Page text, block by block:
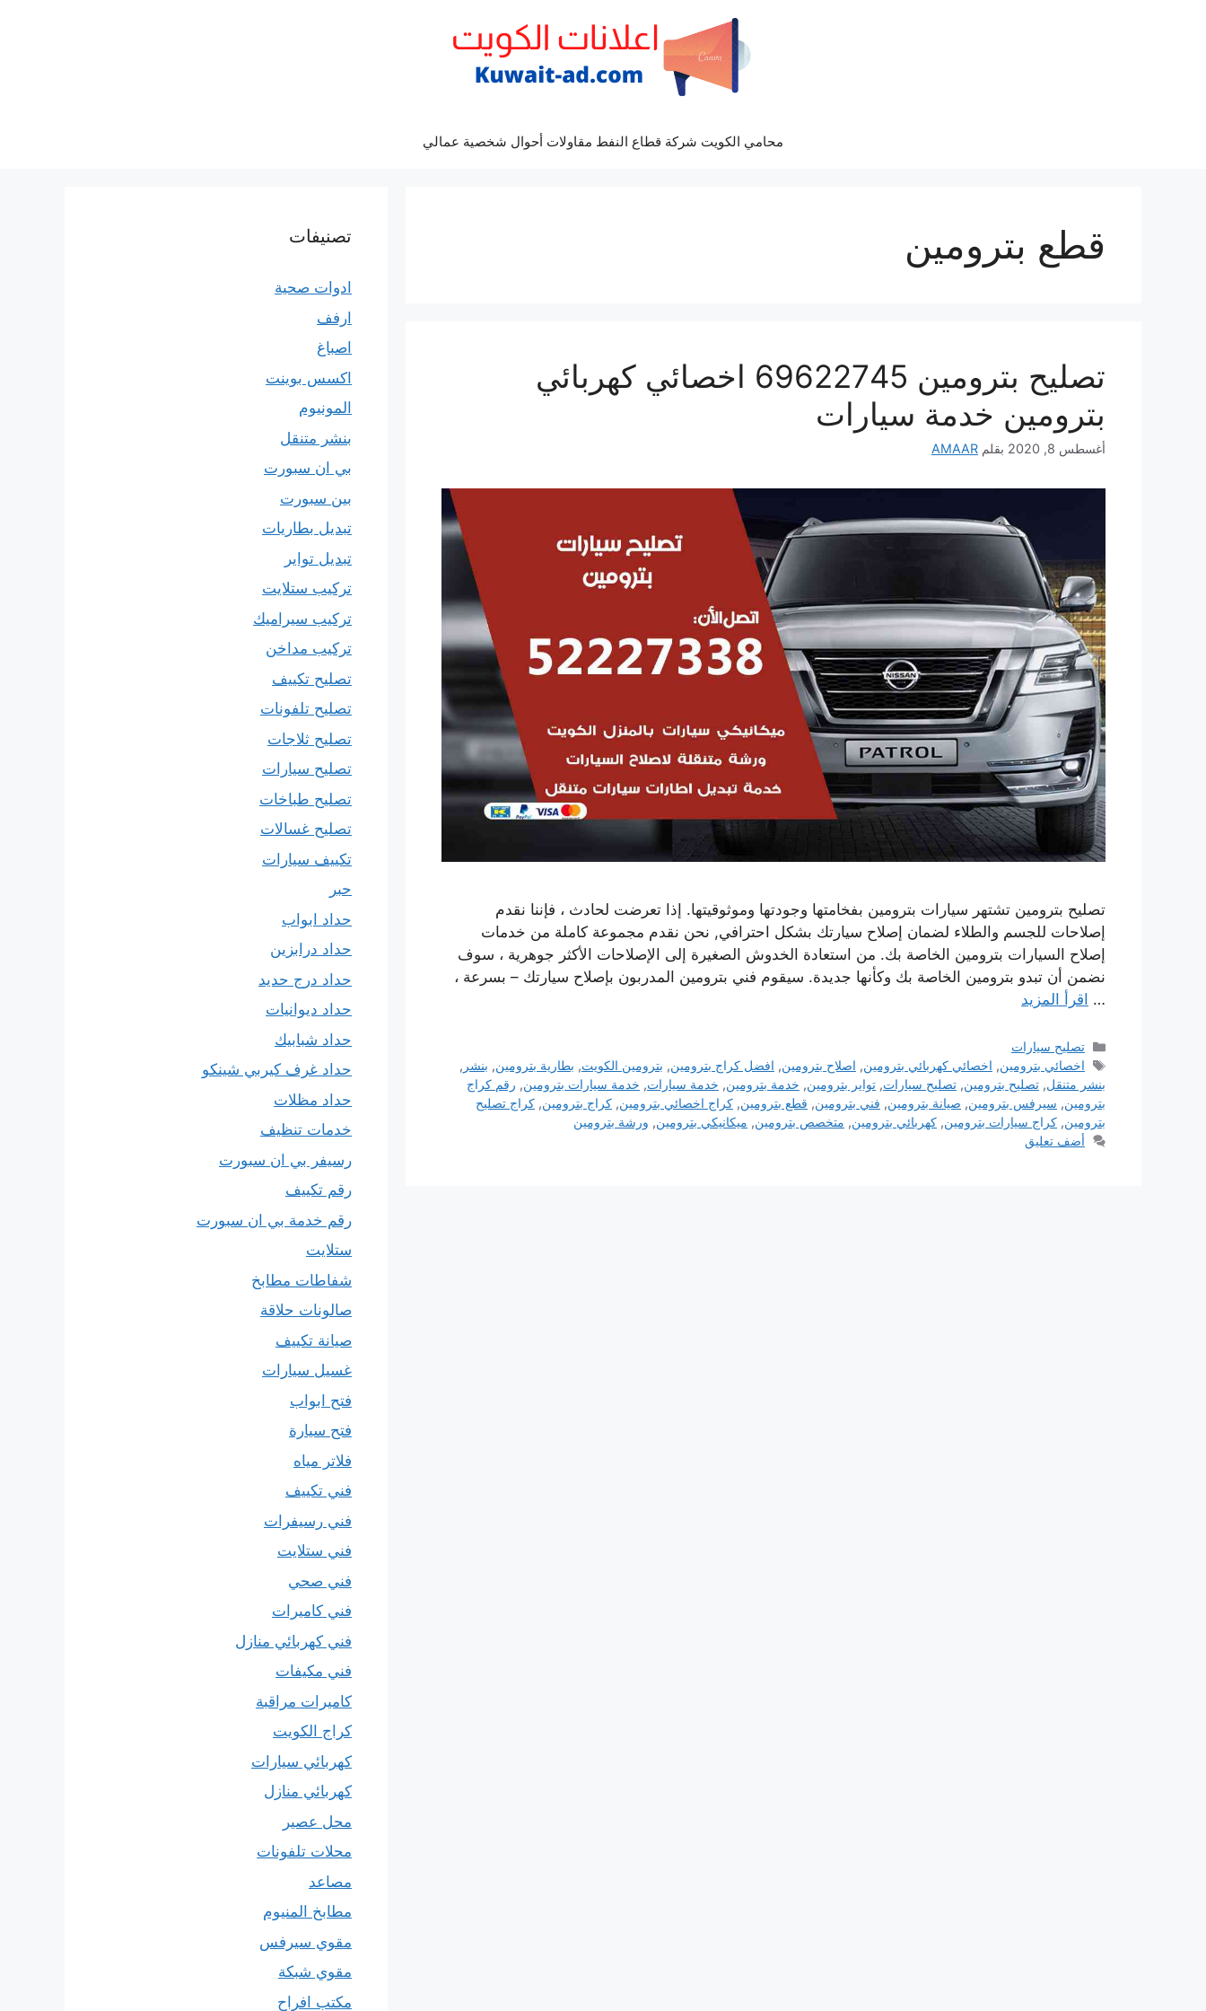
محامي الكويت شركة قطاع النفط مقاولات أحوال شخصية عمالي
قطع بترومين
تصليح بترومين 69622745 اخصائي كهربائي
بترومين خدمة سيارات
أغسطس 8, 2020 بقلم AMAAR
تصليح بترومين تشتهر سيارات بترومين بفخامتها وجودتها وموثوقيتها. إذا تعرضت لحادث ، فإننا نقدم
إصلاحات للجسم والطلاء لضمان إصلاح سيارتك بشكل احترافي, نحن نقدم مجموعة كاملة من خدمات
إصلاح السيارات بترومين الخاصة بك. من استعادة الخدوش الصغيرة إلى الإصلاحات الأكثر جوهرية ، سوف
نضمن أن تبدو بترومين الخاصة بك وكأنها جديدة. سيقوم فني بترومين المدربون بإصلاح سيارتك – بسرعة ،
… اقرأ المزيد
التصنيفات
تصليح سيارات
الوسوم
اخصائي بترومين, اخصائي كهربائي بترومين, اصلاح بترومين, افضل كراج بترومين, بترومين الكويت, بطارية بترومين, بنشر ,
بنشر متنقل, تصليح بترومين, تصليح سيارات, تواير بترومين, خدمة بترومين, خدمة سيارات, خدمة سيارات بترومين, رقم كراج
بترومين, سيرفس بترومين, صيانة بترومين, فني بترومين, قطع بترومين, كراج اخصائي بترومين, كراج بترومين, كراج تصليح
بترومين, كراج سيارات بترومين, كهربائي بترومين, متخصص بترومين, ميكانيكي بترومين, ورشة بترومين
أضف تعليق
تصنيفات
ادوات صحية
ارفف
اصباغ
اكسس بوينت
المونيوم
بنشر متنقل
بي ان سبورت
بين سبورت
تبديل بطاريات
تبديل تواير
تركيب ستلايت
تركيب سيراميك
تركيب مداخن
تصليح تكييف
تصليح تلفونات
تصليح ثلاجات
تصليح سيارات
تصليح طباخات
تصليح غسالات
تكييف سيارات
حبر
حداد ابواب
حداد درابزين
حداد درج حديد
حداد ديوانيات
حداد شبابيك
حداد غرف كيربي شينكو
حداد مظلات
خدمات تنظيف
رسيفر بي ان سبورت
رقم تكييف
رقم خدمة بي ان سبورت
ستلايت
شفاطات مطابخ
صالونات حلاقة
صيانة تكييف
غسيل سيارات
فتح ابواب
فتح سيارة
فلاتر مياه
فني تكييف
فني رسيفرات
فني ستلايت
فني صحي
فني كاميرات
فني كهربائي منازل
فني مكيفات
كاميرات مراقبة
كراج الكويت
كهربائي سيارات
كهربائي منازل
محل عصير
محلات تلفونات
مصاعد
مطابخ المنيوم
مقوي سيرفس
مقوي شبكة
مكتب افراح